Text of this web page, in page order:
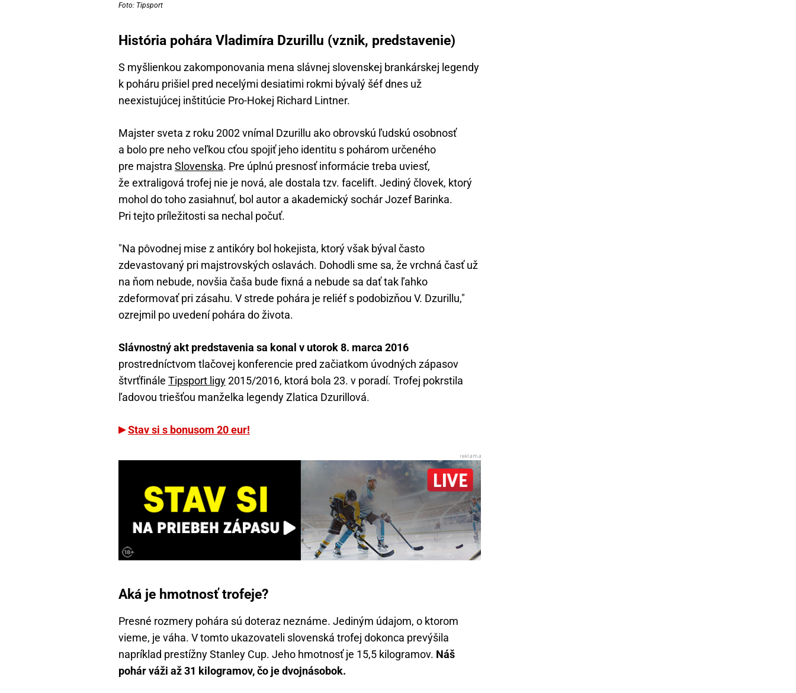
Foto: Tipsport
História pohára Vladimíra Dzurillu (vznik, predstavenie)
S myšlienkou zakomponovania mena slávnej slovenskej brankárskej legendy
k poháru prišiel pred necelými desiatimi rokmi bývalý šéf dnes už
neexistujúcej inštitúcie Pro-Hokej Richard Lintner.
Majster sveta z roku 2002 vnímal Dzurillu ako obrovskú ľudskú osobnosť
a bolo pre neho veľkou cťou spojiť jeho identitu s pohárom určeného
pre majstra Slovenska. Pre úplnú presnosť informácie treba uviesť,
že extraligová trofej nie je nová, ale dostala tzv. facelift. Jediný človek, ktorý
mohol do toho zasiahnuť, bol autor a akademický sochár Jozef Barinka.
Pri tejto príležitosti sa nechal počuť.
"Na pôvodnej mise z antikóry bol hokejista, ktorý však býval často
zdevastovaný pri majstrovských oslavách. Dohodli sme sa, že vrchná časť už
na ňom nebude, novšia čaša bude fixná a nebude sa dať tak ľahko
zdeformovať pri zásahu. V strede pohára je reliéf s podobizňou V. Dzurillu,"
ozrejmil po uvedení pohára do života.
Slávnostný akt predstavenia sa konal v utorok 8. marca 2016
prostredníctvom tlačovej konferencie pred začiatkom úvodných zápasov
štvrťfinále Tipsport ligy2015/2016, ktorá bola 23. v poradí. Trofej pokrstila
ľadovou triešťou manželka legendy Zlatica Dzurillová.
Stav si s bonusom 20 eur!
Aká je hmotnosť trofeje?
Presné rozmery pohára sú doteraz neznáme. Jediným údajom, o ktorom
vieme, je váha. V tomto ukazovateli slovenská trofej dokonca prevýšila
napríklad prestížny Stanley Cup. Jeho hmotnosť je 15,5 kilogramov. Náš
pohár váži až 31 kilogramov, čo je dvojnásobok.